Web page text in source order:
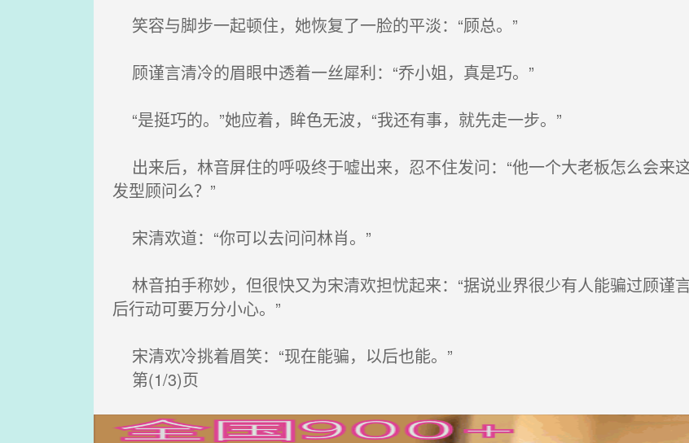
笑容与脚步一起顿住，她恢复了一脸的平淡：“顾总。”
顾谨言清冷的眉眼中透着一丝犀利：“乔小姐，真是巧。”
“是挺巧的。”她应着，眸色无波，“我还有事，就先走一步。”
出来后，林音屏住的呼吸终于嘘出来，忍不住发问：“他一个大老板怎么会来
发型顾问么？”
宋清欢道：“你可以去问问林肖。”
林音拍手称妙，但很快又为宋清欢担忧起来：“据说业界很少有人能骗过顾谨
后行动可要万分小心。”
宋清欢冷挑着眉笑：“现在能骗，以后也能。”
第(1/3)页